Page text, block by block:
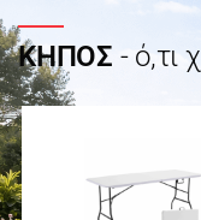
ΚΗΠΟΣ - ό,τι